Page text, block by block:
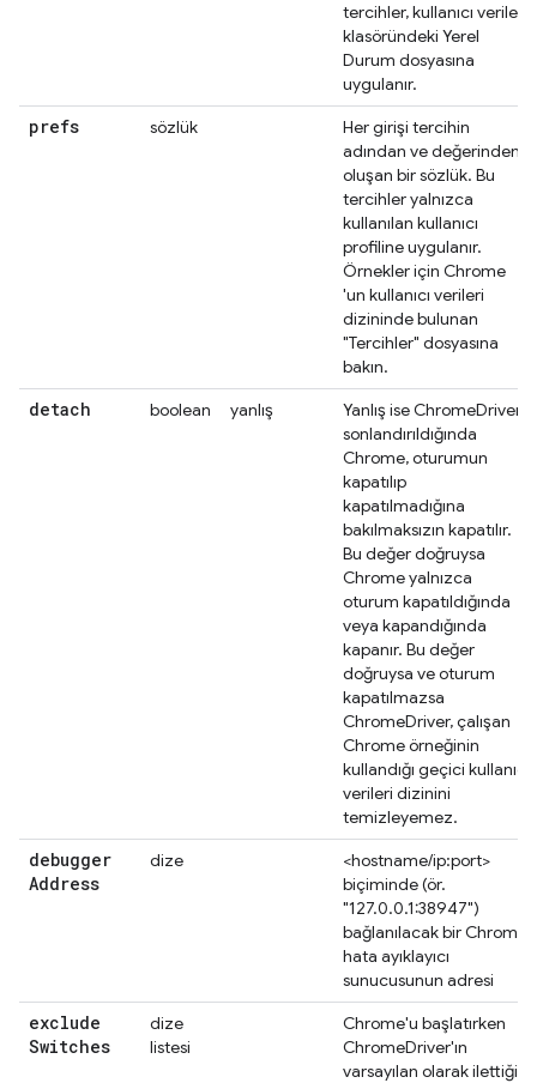
tercihler, kullanıcı verileri
klasöründeki Yerel
Durum dosyasına
uygulanır.
prefs sözlük
Her girişi tercihin
adından ve değerinden
oluşan bir sözlük. Bu
tercihler yalnızca
kullanılan kullanıcı
profiline uygulanır.
Örnekler için Chrome
'un kullanıcı verileri
dizininde bulunan
"Tercihler" dosyasına
bakın.
detach boolean yanlış
Yanlış ise ChromeDriver
sonlandırıldığında
Chrome, oturumun
kapatılıp
kapatılmadığına
bakılmaksızın kapatılır.
Bu değer doğruysa
Chrome yalnızca
oturum kapatıldığında
veya kapandığında
kapanır. Bu değer
doğruysa ve oturum
kapatılmazsa
ChromeDriver, çalışan
Chrome örneğinin
kullandığı geçici kullanıcı
verileri dizinini
temizleyemez.
debugger
Address
dize
<hostname/ip:port>
biçiminde (ör.
"127.0.0.1:38947")
bağlanılacak bir Chrome
hata ayıklayıcı
sunucusunun adresi
exclude
Switches
dize
listesi
Chrome'u başlatırken
ChromeDriver'ın
varsayılan olarak ilettiği